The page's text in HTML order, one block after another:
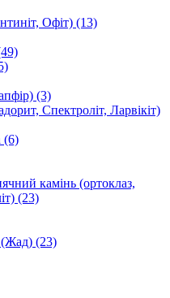
Офіт) (13)
(3)
Спектроліт, Ларвікіт)
(6)
камінь (ортоклаз,
(23)
(Жад) (23)